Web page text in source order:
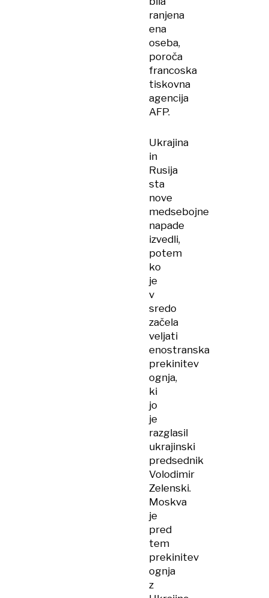
ranjena
ena
oseba,
poroča
francoska
tiskovna
agencija
AFP.
Ukrajina
in
Rusija
sta
nove
medsebojne
napade
izvedli,
potem
ko
je
v
sredo
začela
veljati
enostranska
prekinitev
ognja,
ki
jo
je
razglasil
ukrajinski
predsednik
Volodimir
Zelenski.
Moskva
je
pred
tem
prekinitev
ognja
z